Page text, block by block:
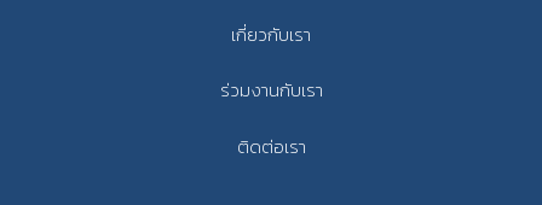
เกี่ยวกับเรา
ร่วมงานกับเรา
ติดต่อเรา